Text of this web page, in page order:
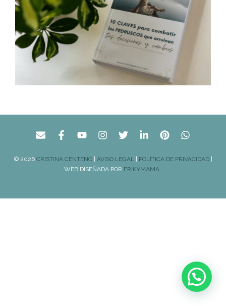
© 2026 CRISTINA CENTENO| AVISO LEGAL | POLÍTICA DE PRIVACIDAD|
WEB DISEÑADA POR FRIKYMAMA